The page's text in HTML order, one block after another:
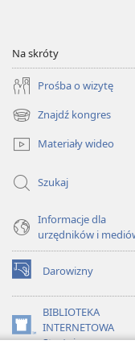
Na skróty
Prośba o wizytę
Znajdź kongres
(opens
new
window)
Materiały wideo
Szukaj
Informacje dla
urzędników i
Darowizny
(opens
new
window)BIBLIOTEKA
INTERNETOWA
Strażnicy
(opens